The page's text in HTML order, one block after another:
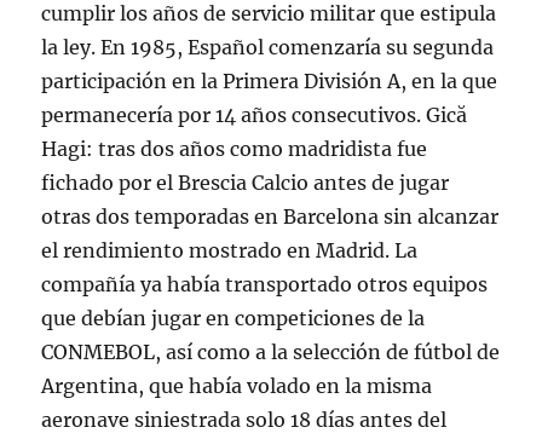
cumplir los años de servicio militar que estipula
la ley. En 1985, Español comenzaría su segunda
participación en la Primera División A, en la que
permanecería por 14 años consecutivos. Gică
Hagi: tras dos años como madridista fue
fichado por el Brescia Calcio antes de jugar
otras dos temporadas en Barcelona sin alcanzar
el rendimiento mostrado en Madrid. La
compañía ya había transportado otros equipos
que debían jugar en competiciones de la
CONMEBOL, así como a la selección de fútbol de
Argentina, que había volado en la misma
aeronave siniestrada solo 18 días antes del